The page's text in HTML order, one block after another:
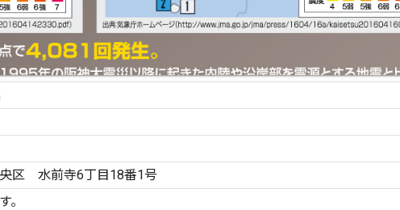
区 水前寺6丁目18番1号
。